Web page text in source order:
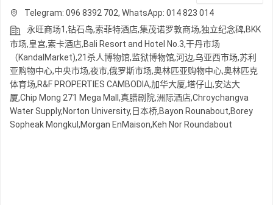
Telegram: 096 8392 702, WhatsApp: 014 823 014
永旺商场1,钻石岛,索菲特酒店,集茂诺罗敦商场,独立纪念碑,BKK
市场,皇宫,索卡酒店,Bali Resort and Hotel No.3,干丹市场
（KandalMarket),21杀人博物馆,监狱博物馆,河边,乌亚西市场,苏利
亚购物中心,中央市场,夜市,俄罗斯市场,奥林匹亚购物中心,奥林匹克
体育场,R&F PROPERTIES CAMBODIA,加华大厦,塔仔山,安达大
厦,Chip Mong 271 Mega Mall,真腊剧院,洲际酒店,Chroychangva
Water Supply,Norton University,日本桥,Bayon Rounabout,Borey
Sopheak Mongkul,Morgan EnMaison,Keh Nor Roundabout